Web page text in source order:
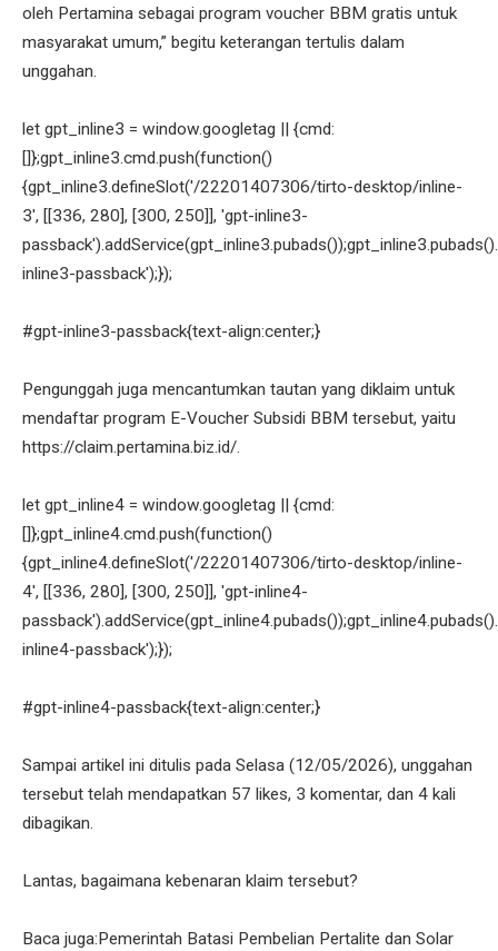
oleh Pertamina sebagai program voucher BBM gratis untuk
masyarakat umum,” begitu keterangan tertulis dalam
unggahan.
let gpt_inline3 = window.googletag || {cmd:
[]};gpt_inline3.cmd.push(function()
{gpt_inline3.defineSlot('/22201407306/tirto-desktop/inline-
3', [[336, 280], [300, 250]], 'gpt-inline3-
inline3-passback');});
#gpt-inline3-passback{text-align:center;}
Pengunggah juga mencantumkan tautan yang diklaim untuk
mendaftar program E-Voucher Subsidi BBM tersebut, yaitu
https://claim.pertamina.biz.id/.
let gpt_inline4 = window.googletag || {cmd:
[]};gpt_inline4.cmd.push(function()
{gpt_inline4.defineSlot('/22201407306/tirto-desktop/inline-
4', [[336, 280], [300, 250]], 'gpt-inline4-
inline4-passback');});
#gpt-inline4-passback{text-align:center;}
Sampai artikel ini ditulis pada Selasa (12/05/2026), unggahan
tersebut telah mendapatkan 57 likes, 3 komentar, dan 4 kali
dibagikan.
Lantas, bagaimana kebenaran klaim tersebut?
Baca juga:Pemerintah Batasi Pembelian Pertalite dan Solar